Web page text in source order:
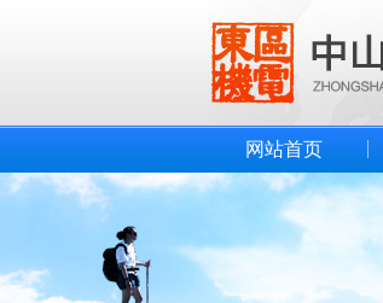
网站首页